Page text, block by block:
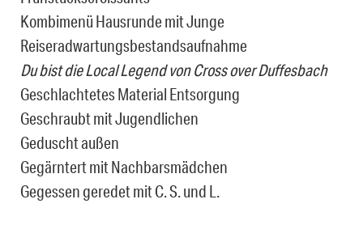
Kombimenü Hausrunde mit Junge
Reiseradwartungsbestandsaufnahme
Du bist die Local Legend von Cross over Duffesbach
Geschlachtetes Material Entsorgung
Geschraubt mit Jugendlichen
Geduscht außen
Gegärntert mit Nachbarsmädchen
Gegessen geredet mit C. S. und L.